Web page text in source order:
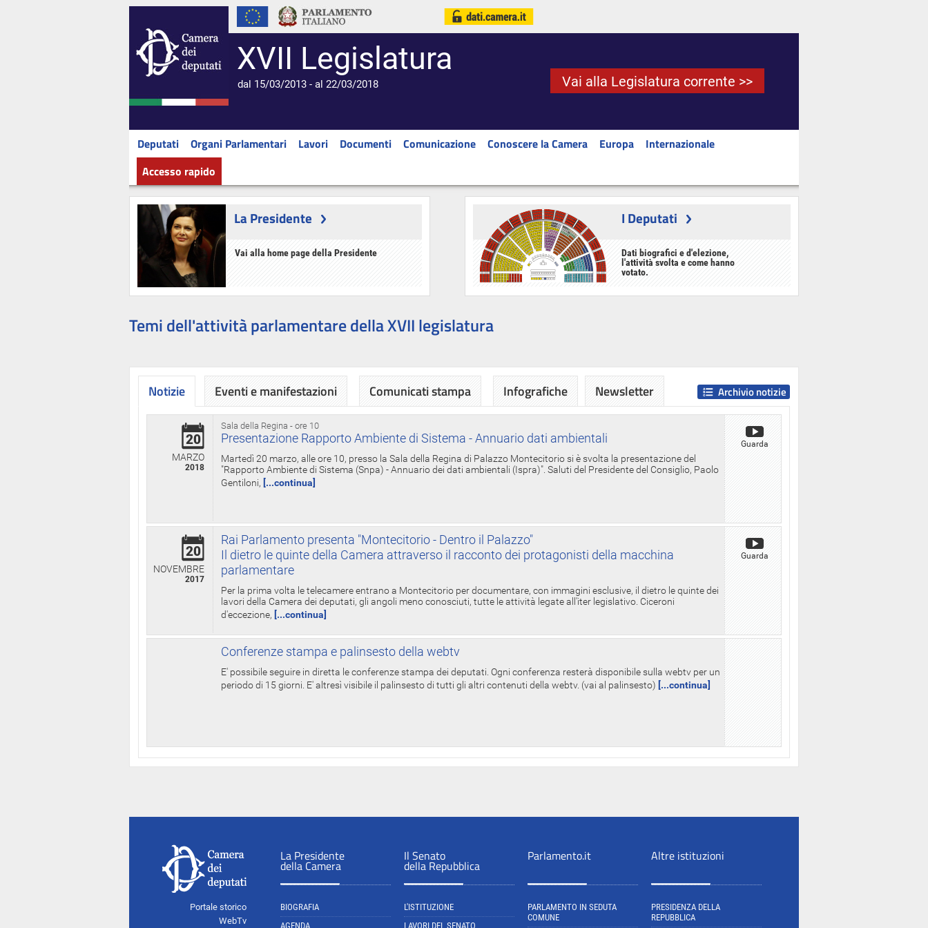
XVII Legislatura
dal 15/03/2013 - al 22/03/2018 Vai alla Legislatura corrente >>
Deputati Organi Parlamentari Lavori Documenti Comunicazione Conoscere la Camera Europa
Internazionale
Accesso rapido
La Presidente
Vai alla home page della Presidente
I Deputati
Dati biografici e d'elezione,
l'attività svolta e come hanno
votato.
Temi dell'attività parlamentare della XVII legislatura
Notizie
Sala della Regina - ore 10
20
MARZO
2018
Presentazione Rapporto Ambiente di Sistema - Annuario dati ambientali
Martedì 20 marzo, alle ore 10, presso la Sala della Regina di Palazzo Montecitorio si è svolta la presentazione del
"Rapporto Ambiente di Sistema (Snpa) - Annuario dei dati ambientali (Ispra)". Saluti del Presidente del Consiglio, Paolo
Gentiloni, [...continua]
Guarda
20
NOVEMBRE
2017
Rai Parlamento presenta "Montecitorio - Dentro il Palazzo"
Il dietro le quinte della Camera attraverso il racconto dei protagonisti della macchina
parlamentare
Per la prima volta le telecamere entrano a Montecitorio per documentare, con immagini esclusive, il dietro le quinte dei
lavori della Camera dei deputati, gli angoli meno conosciuti, tutte le attività legate all'iter legislativo. Ciceroni
d'eccezione, [...continua]
Guarda
Conferenze stampa e palinsesto della webtv
E' possibile seguire in diretta le conferenze stampa dei deputati. Ogni conferenza resterà disponibile sulla webtv per un
periodo di 15 giorni. E' altresì visibile il palinsesto di tutti gli altri contenuti della webtv. (vai al palinsesto) [...continua]
Archivio notizie
Eventi e manifestazioni Comunicati stampa Infografiche Newsletter
Portale storico
WebTv
La Presidente
della Camera
BIOGRAFIA
AGENDA
Il Senato
della Repubblica
L'ISTITUZIONE
LAVORI DEL SENATO
Parlamento.it
PARLAMENTO IN SEDUTA
COMUNE
Altre istituzioni
PRESIDENZA DELLA
REPUBBLICA